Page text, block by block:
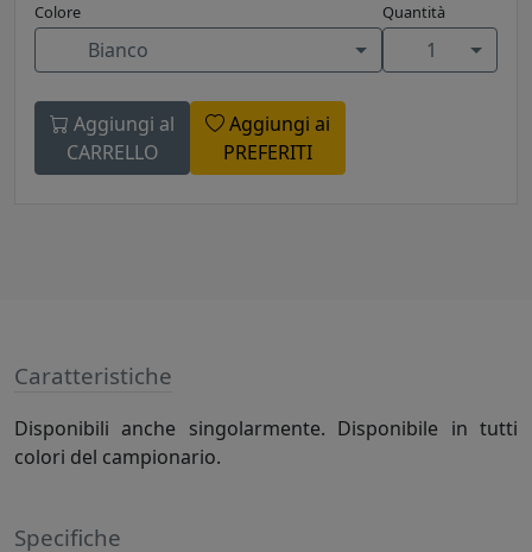
Colore
Bianco
Quantità
1
Aggiungi al
CARRELLO
Aggiungi ai
PREFERITI
Caratteristiche
Disponibili anche singolarmente. Disponibile in tutti
colori del campionario.
Specifiche